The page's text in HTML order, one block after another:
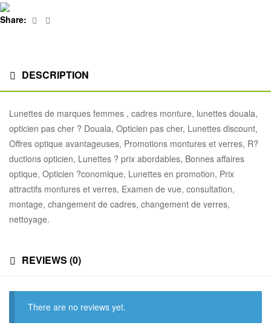
Share: Facebook
DESCRIPTION
Lunettes de marques femmes , cadres monture, lunettes douala,
opticien pas cher ? Douala, Opticien pas cher, Lunettes discount,
Offres optique avantageuses, Promotions montures et verres, R?
ductions opticien, Lunettes ? prix abordables, Bonnes affaires
optique, Opticien ?conomique, Lunettes en promotion, Prix
attractifs montures et verres, Examen de vue, consultation,
montage, changement de cadres, changement de verres,
nettoyage.
REVIEWS (0)
There are no reviews yet.